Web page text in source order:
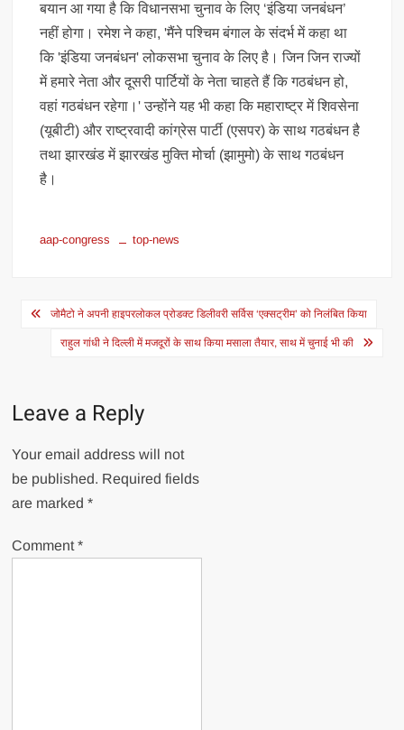
बयान आ गया है कि विधानसभा चुनाव के लिए ‘इंडिया जनबंधन’
नहीं होगा। रमेश ने कहा, 'मैंने पश्चिम बंगाल के संदर्भ में कहा था
कि 'इंडिया जनबंधन' लोकसभा चुनाव के लिए है। जिन जिन राज्यों
में हमारे नेता और दूसरी पार्टियों के नेता चाहते हैं कि गठबंधन हो,
वहां गठबंधन रहेगा।' उन्होंने यह भी कहा कि महाराष्ट्र में शिवसेना
(यूबीटी) और राष्ट्रवादी कांग्रेस पार्टी (एसपर) के साथ गठबंधन है
तथा झारखंड में झारखंड मुक्ति मोर्चा (झामुमो) के साथ गठबंधन
है।
aap-congress top-news
Post
navigation
जोमैटो ने अपनी हाइपरलोकल प्रोडक्ट डिलीवरी सर्विस ‘एक्सट्रीम’ को निलंबित किया
राहुल गांधी ने दिल्ली में मजदूरों के साथ किया मसाला तैयार, साथ में चुनाई भी की
Leave a Reply
Your email address will not
be published. Required fields
are marked*
Comment*